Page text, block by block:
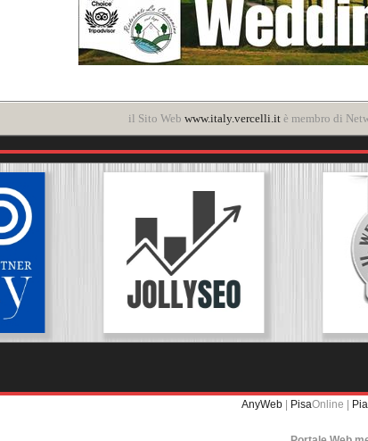
il Sito Web www.italy.vercelli.itè membro di
AnyWeb | PisaOnline |